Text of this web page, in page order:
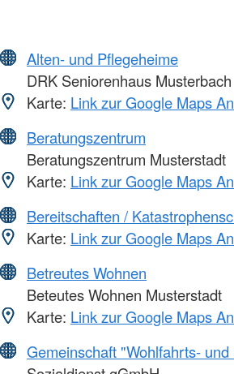
Alten- und Pflegeheime
DRK Seniorenhaus Musterbach
Karte: Link zur Google Maps
Beratungszentrum
Beratungszentrum Musterstadt
Karte: Link zur Google Maps
Bereitschaften /
Karte: Link zur Google Maps
Betreutes Wohnen
Beteutes Wohnen Musterstadt
Karte: Link zur Google Maps
Gemeinschaft "Wohlfahrts-